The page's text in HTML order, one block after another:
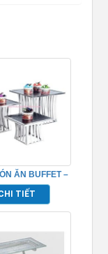
ĂN BUFFET –
TP7187
TIẾT